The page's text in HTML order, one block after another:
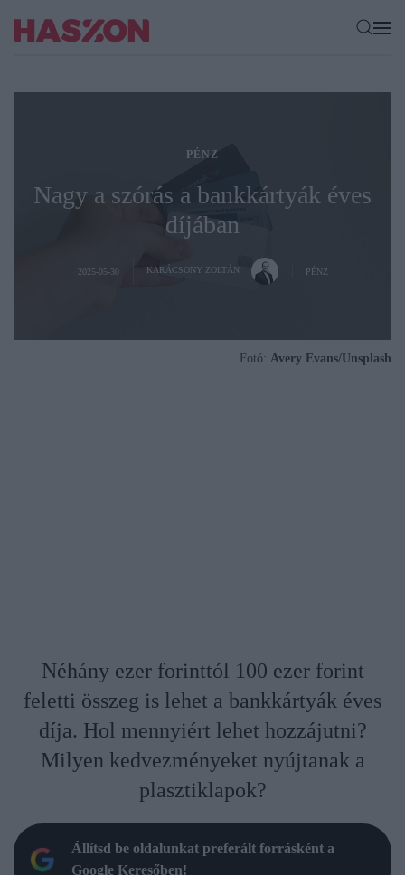
PÉNZ
Nagy a szórás a bankkártyák éves
díjában
2025-05-30 KARÁCSONY ZOLTÁN PÉNZ
Fotó: Avery Evans/Unsplash
Néhány ezer forinttól 100 ezer forint
feletti összeg is lehet a bankkártyák éves
díja. Hol mennyiért lehet hozzájutni?
Milyen kedvezményeket nyújtanak a
plasztiklapok?
Állítsd be oldalunkat preferált forrásként a
Google Keresőben!